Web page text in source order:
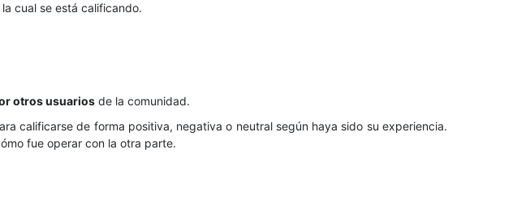
cual se está calificando.
otros usuarios de la comunidad.
calificarse de forma positiva, negativa o neutral según haya sido su experiencia.
fue operar con la otra parte.